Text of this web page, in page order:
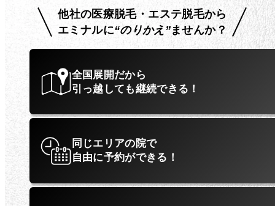
他社の医療脱毛・エステ脱毛から
エミナルに“のりかえ”ませんか？
全国展開だから
引っ越しても継続できる！
同じエリアの院で
自由に予約ができる！